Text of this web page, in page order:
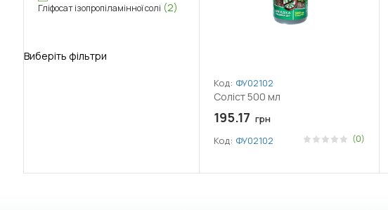
Гліфосат ізопропіламінної солі (2)
Виберіть фільтри
Код: ФУ02102
Соліст 500 мл
195.17 грн
Код: ФУ02102 (0)